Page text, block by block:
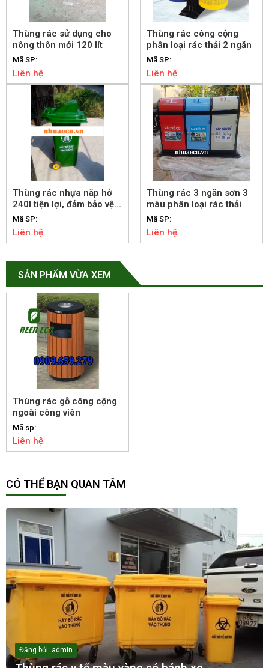
Thùng rác sử dụng cho
nông thôn mới 120 lít
Mã SP:
Liên hệ
Thùng rác công cộng
phân loại rác thải 2 ngăn
Mã SP:
Liên hệ
Thùng rác nhựa nắp hở
240l tiện lợi, đảm bảo vệ
sinh
Mã SP:
Liên hệ
Thùng rác 3 ngăn sơn 3
màu phân loại rác thải
Mã SP:
Liên hệ
SẢN PHẨM VỪA XEM
Thùng rác gỗ công cộng
ngoài công viên
Mã sp:
Liên hệ
CÓ THỂ BẠN QUAN TÂM
Đăng bởi: admin